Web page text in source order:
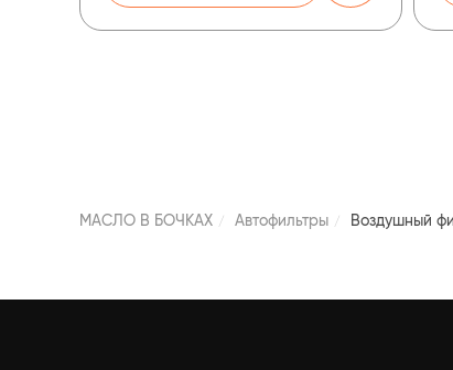
МАСЛО В БОЧКАХ Автофильтры Воздушный